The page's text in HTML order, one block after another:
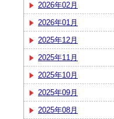
2026年02月
2026年01月
2025年12月
2025年11月
2025年10月
2025年09月
2025年08月